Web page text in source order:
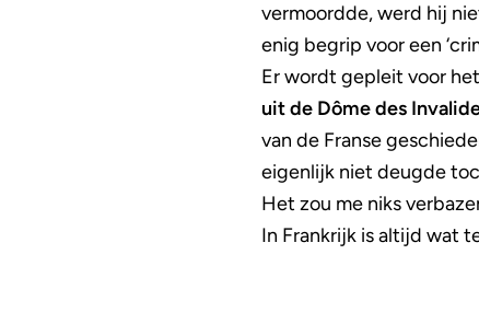
vermoordde, werd hij
enig begrip voor een
Er wordt gepleit voor
uit de Dôme des
van de Franse
eigenlijk niet deugde
Het zou me niks
In Frankrijk is altijd wat